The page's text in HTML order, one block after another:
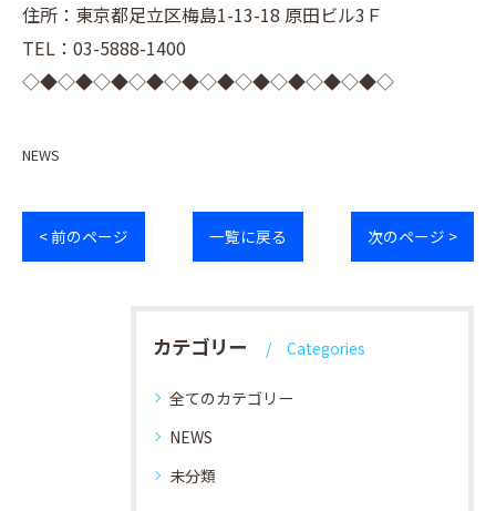
住所：東京都足立区梅島1-13-18 原田ビル3Ｆ
TEL：03-5888-1400
◇◆◇◆◇◆◇◆◇◆◇◆◇◆◇◆◇◆◇◆◇
NEWS
< 前のページ 一覧に戻る 次のページ >
カテゴリー Categories
全てのカテゴリー
NEWS
未分類